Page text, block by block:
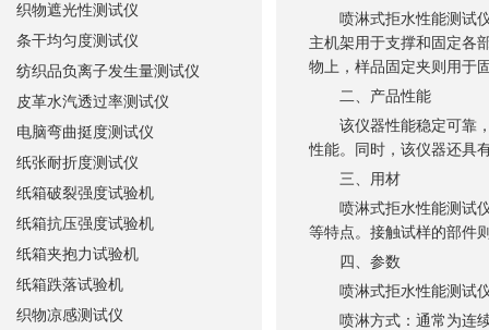
喷淋式拒水性能测试仪
主机架用于支撑和固定各
物上，样品固定夹则用于
二、产品性能
该仪器性能稳定可靠，
性能。同时，该仪器还具
三、用材
喷淋式拒水性能测试仪
等特点。接触试样的部件
四、参数
喷淋式拒水性能测试仪
喷淋方式：通常为连续
织物遮光性测试仪
条干均匀度测试仪
纺织品负离子发生量测试仪
皮革水汽透过率测试仪
电脑弯曲挺度测试仪
纸张耐折度测试仪
纸箱破裂强度试验机
纸箱抗压强度试验机
纸箱夹抱力试验机
纸箱跌落试验机
织物凉感测试仪